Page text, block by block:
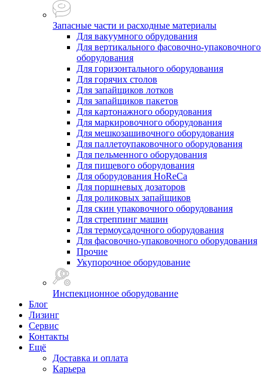
Запасные части и расходные материалы
Для вакуумного обрудования
Для вертикального фасовочно-упаковочного
оборудования
Для горизонтального оборудования
Для горячих столов
Для запайщиков лотков
Для запайщиков пакетов
Для картонажного оборудования
Для маркировочного оборудования
Для мешкозашивочного оборудования
Для паллетоупаковочного оборудования
Для пельменного оборудования
Для пищевого оборудования
Для оборудования HoReCa
Для поршневых дозаторов
Для роликовых запайщиков
Для скин упаковочного оборудования
Для стреппинг машин
Для термоусадочного оборудования
Для фасовочно-упаковочного оборудования
Прочие
Укупорочное оборудование
Инспекционное оборудование
Блог
Лизинг
Сервис
Контакты
Ещё
Доставка и оплата
Карьера